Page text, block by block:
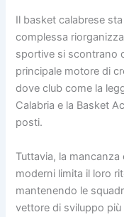
Il basket calabrese
complessa
sportive si scontrano
principale motore di
dove club come la
Calabria e la Basket
posti.
Tuttavia, la
moderni limita il loro
mantenendo le
vettore di sviluppo